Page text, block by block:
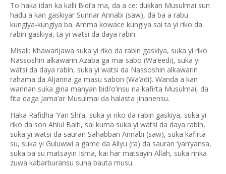
To haka idan ka kalli Bidi’a ma, da a ce: dukkan Musulmai sun
hadu a kan gaskiyar Sunnar Annabi (saw), da ba a rabu
kungiya-kungiya ba. Amma kowace kungiya sai ta yi riko da
rabin gaskiya, ta yi watsi da daya rabin.
Misali: Khawarijawa suka yi riko da rabin gaskiya, suka yi riko
Nassoshin alkawarin Azaba ga mai sabo (Wa’eedi), suka yi
watsi da daya rabin, suka yi watsi da Nassoshin alkawarin
rahama da Aljanna ga masu sabon (Wa’adi). Wanda a kan
wannan suka gina manyan bidi’o’insu na kafirta Musulmai, da
fita daga Jama’ar Musulmai da halasta jinanensu.
Haka Rafidha ‘Yan Shi’a, suka yi riko da rabin gaskiya, suka yi
riko da son Ahlul Baiti, sai kuma suka yi watsi da daya rabin,
suka yi watsi da sauran Sahabban Annabi (saw), suka kafirta
su, suka yi Guluwwi a game da Aliyu (ra) da sauran ‘yan’yansa,
suka ba su matsayin Isma, kai har matsayin Allah, suka rinka
zuwa kabarburansu suna bauta musu.